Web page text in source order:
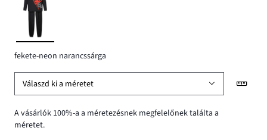
fekete-neon narancssárga
Válaszd ki a méretet
A vásárlók 100%-a a méretezésnek megfelelőnek találta a
méretet.